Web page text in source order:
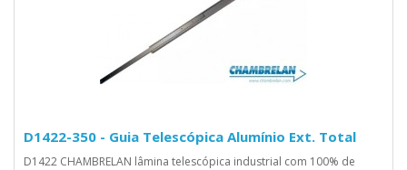
D1422-350 - Guia Telescópica Alumínio Ext. Total
D1422 CHAMBRELAN lâmina telescópica industrial com 100% de